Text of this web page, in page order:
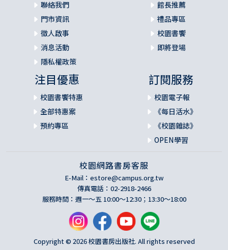
聯絡我們
門市資訊
徵人啟事
消息活動
隱私權政策
館長推薦
禮品專區
校園書饗
即將登場
注目優惠
校園書饗特惠
全部特惠案
預約專區
訂閱服務
校園電子報
《每日活水》
《校園雜誌》
OPEN學習
校園網路書房客服
E-Mail： estore@campus.org.tw
傳真電話：02-2918-2466
服務時間：週一～五 10:00～12:30；13:30～18:00
Copyright © 2026 校園書房出版社. All rights reserved